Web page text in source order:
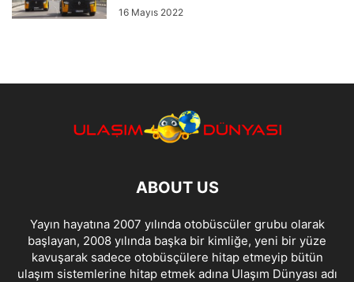
16 Mayıs 2022
ABOUT US
Yayın hayatına 2007 yılında otobüscüler grubu olarak
başlayan, 2008 yılında başka bir kimliğe, yeni bir yüze
kavuşarak sadece otobüsçülere hitap etmeyip bütün
ulaşım sistemlerine hitap etmek adına Ulaşım Dünyası adı